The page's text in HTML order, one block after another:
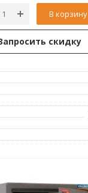
В корзину
скидку